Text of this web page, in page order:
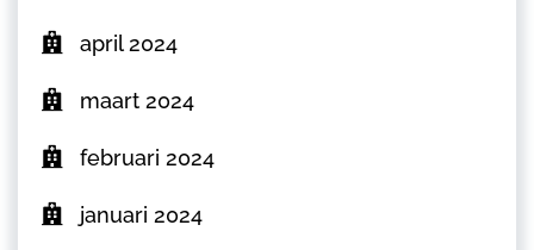
april 2024
maart 2024
februari 2024
januari 2024